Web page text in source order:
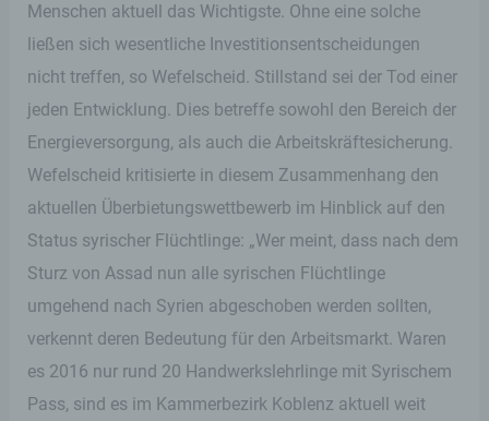
Menschen aktuell das Wichtigste. Ohne eine solche
ließen sich wesentliche Investitionsentscheidungen
nicht treffen, so Wefelscheid. Stillstand sei der Tod einer
jeden Entwicklung. Dies betreffe sowohl den Bereich der
Energieversorgung, als auch die Arbeitskräftesicherung.
Wefelscheid kritisierte in diesem Zusammenhang den
aktuellen Überbietungswettbewerb im Hinblick auf den
Status syrischer Flüchtlinge: „Wer meint, dass nach dem
Sturz von Assad nun alle syrischen Flüchtlinge
umgehend nach Syrien abgeschoben werden sollten,
verkennt deren Bedeutung für den Arbeitsmarkt. Waren
es 2016 nur rund 20 Handwerkslehrlinge mit Syrischem
Pass, sind es im Kammerbezirk Koblenz aktuell weit